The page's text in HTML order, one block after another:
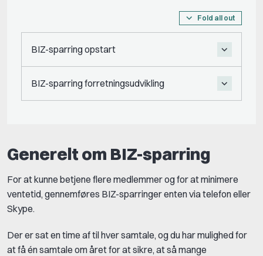
Fold all out
BIZ-sparring opstart
BIZ-sparring forretningsudvikling
Generelt om BIZ-sparring
For at kunne betjene flere medlemmer og for at minimere
ventetid, gennemføres BIZ-sparringer enten via telefon eller
Skype.
Der er sat en time af til hver samtale, og du har mulighed for
at få én samtale om året for at sikre, at så mange